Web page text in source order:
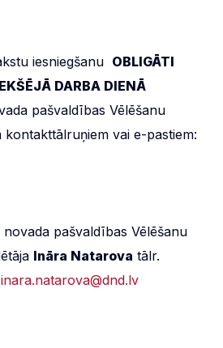
iesniegšanu OBLIGĀTI
DARBA DIENĀ
pašvaldības Vēlēšanu
vai e-pastiem:
novada pašvaldības Vēlēšanu
Ināra Natarova tālr.
inara.natarova@dnd.lv